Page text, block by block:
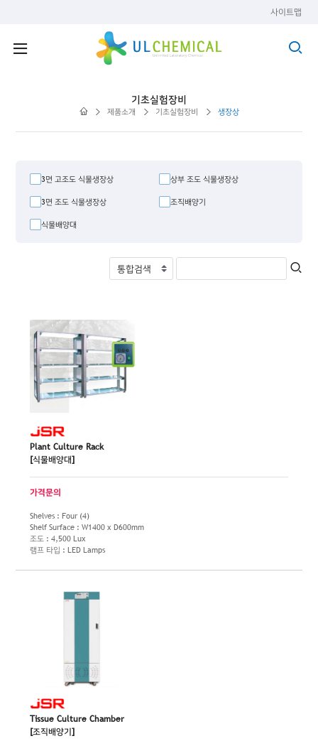
사이트맵
기초실험장비
제품소개 기초실험장비 생장상
3면 고조도 식물생장상
상부 조도 식물생장상
3면 조도 식물생장상
조직배양기
식물배양대
Plant Culture Rack
[식물배양대]
가격문의
Shelves : Four (4)
Shelf Surface : W1400 x D600mm
조도 : 4,500 Lux
램프 타입 : LED Lamps
Tissue Culture Chamber
[조직배양기]